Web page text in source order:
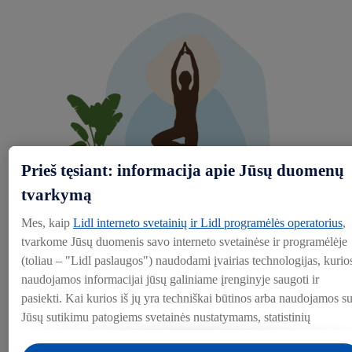
Sveikatos stiprinimas
Prieš tęsiant: informacija apie Jūsų duomenų
tvarkymą
Mes, kaip Lidl interneto svetainių ir Lidl programėlės operatorius,
tvarkome Jūsų duomenis savo interneto svetainėse ir programėlėje
(toliau – "Lidl paslaugos") naudodami įvairias technologijas,
naudojamos informacijai jūsų galiniame įrenginyje saugoti ir
pasiekti. Kai kurios iš jų yra techniškai būtinos arba naudojamos su
Jūsų sutikimu patogiems svetainės nustatymams, statistinių